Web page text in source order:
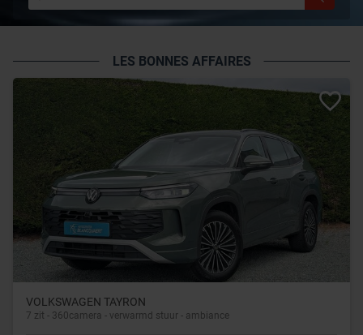
LES BONNES AFFAIRES
VOLKSWAGEN TAYRON
7 zit - 360camera - verwarmd stuur - ambiance